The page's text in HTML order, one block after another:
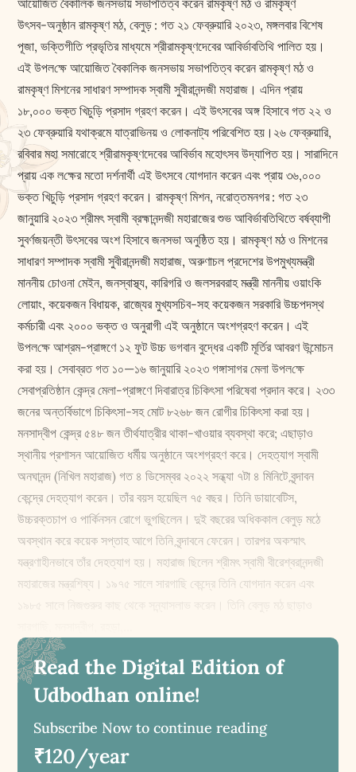
আয়োজিত বৈকালিক জনসভায় সভাপতিত্ব করেন রামকৃষ্ণ মঠ ও রামকৃষ্ণ
উৎসব-অনুষ্ঠান রামকৃষ্ণ মঠ, বেলুড় : গত ২১ ফেব্রুয়ারি ২০২৩, মঙ্গলবার বিশেষ
পূজা, ভক্তিগীতি প্রভৃতির মাধ্যমে শ্রীরামকৃষ্ণদেবের আবির্ভাবতিথি পালিত হয়।
এই উপল‌ক্ষে আয়োজিত বৈকালিক জনসভায় সভাপতিত্ব করেন রামকৃষ্ণ মঠ ও
রামকৃষ্ণ মিশনের সাধারণ সম্পাদক স্বামী সুবীরানন্দজী মহারাজ। এদিন প্রায়
১৮,০০০ ভক্ত খিচুড়ি প্রসাদ গ্রহণ করেন। এই উৎসবের অঙ্গ হিসাবে গত ২২ ও
২৩ ফেব্রুয়ারি যথাক্রমে যাত্রাভিনয় ও লোকনাট্য পরিবেশিত হয়।২৬ ফেব্রুয়ারি,
রবিবার মহা সমারোহে শ্রীরামকৃষ্ণদেবের আবির্ভাব মহোৎসব উদ্‌যাপিত হয়। সারাদিনে
প্রায় এক ল‌ক্ষের মতো দর্শনার্থী এই উৎসবে যোগদান করেন এবং প্রায় ৩৬,০০০
ভক্ত খিচুড়ি প্রসাদ গ্রহণ করেন। রামকৃষ্ণ মিশন, নরোত্তমনগর : গত ২৩
জানুয়ারি ২০২৩ শ্রীমৎ স্বামী ব্রহ্মানন্দজী মহারাজের শুভ আবির্ভাবতিথিতে বর্ষব্যাপী
সুবর্ণজয়ন্তী উৎসবের অংশ হিসাবে জনসভা অনুষ্ঠিত হয়। রামকৃষ্ণ মঠ ও মিশনের
সাধারণ সম্পাদক স্বামী সুবীরানন্দজী মহারাজ, অরুণাচল প্রদেশের উপমুখ্যমন্ত্রী
মাননীয় চোওনা মেইন, জনস্বাস্থ্য, কারিগরি ও জলসরবরাহ মন্ত্রী মাননীয় ওয়াংকি
লোয়াং, কয়েকজন বিধায়ক, রাজ্যের মুখ্যসচিব-সহ কয়েকজন সরকারি উচ্চপদস্থ
কর্মচারী এবং ২০০০ ভক্ত ও অনুরাগী এই অনুষ্ঠানে অংশগ্রহণ করেন। এই
উপল‌ক্ষে আশ্রম-প্রাঙ্গণে ১২ ফুট উচ্চ ভগবান বুদ্ধের একটি মূর্তির আবরণ উন্মোচন
করা হয়। সেবাব্রত গত ১০—১৬ জানুয়ারি ২০২৩ গঙ্গাসাগর মেলা উপল‌ক্ষে
সেবাপ্রতিষ্ঠান কেন্দ্র মেলা-প্রাঙ্গণে দিবারাত্র চিকিৎসা পরিষেবা প্রদান করে। ২৩৩
জনের অন্তর্বিভাগে চিকিৎসা-সহ মোট ৮২৬৮ জন রোগীর চিকিৎসা করা হয়।
মনসাদ্বীপ কেন্দ্র ৫৪৮ জন তীর্থযাত্রীর থাকা-খাওয়ার ব্যবস্থা করে; এছাড়াও
স্থানীয় প্রশাসন আয়োজিত ধর্মীয় অনুষ্ঠানে অংশগ্রহণ করে। দেহত্যাগ স্বামী
অনঘানন্দ (নিখিল মহারাজ) গত ৪ ডিসেম্বর ২০২২ সন্ধ্যা ৭টা ৪ মিনিটে বৃন্দাবন
কেন্দ্রে দেহত্যাগ করেন। তাঁর বয়স হয়েছিল ৭৫ বছর। তিনি ডায়াবেটিস,
উচ্চরক্তচাপ ও পার্কিনসন রোগে ভুগছিলেন। দুই বছরের অধিককাল বেলুড় মঠে
অবস্থান করে কয়েক সপ্তাহ আগে তিনি বৃন্দাবনে ফেরেন। তারপর অকস্মাৎ
যন্ত্রণাহীনভাবে তাঁর দেহত্যাগ হয়। মহারাজ ছিলেন শ্রীমৎ স্বামী বীরেশ্বরানন্দজী
মহারাজের মন্ত্রশিষ্য। ১৯৭৫ সালে সারগাছি কেন্দ্রে তিনি যোগদান করেন এবং
Read the Digital Edition of
Udbodhan online!
Subscribe Now to continue reading
₹120/year